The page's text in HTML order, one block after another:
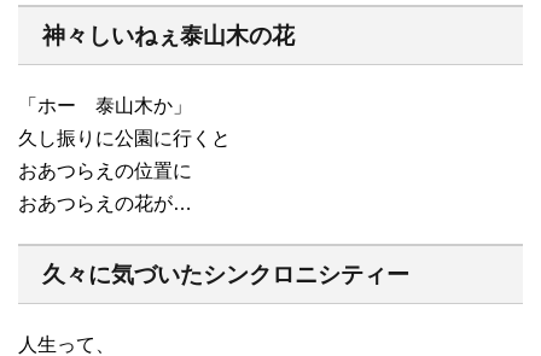
神々しいねぇ泰山木の花
「ホー 泰山木か」
久し振りに公園に行くと
おあつらえの位置に
おあつらえの花が…
久々に気づいたシンクロニシティー
人生って、